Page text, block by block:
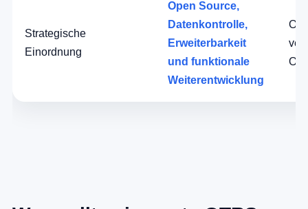
Strategische
Einordnung
Open Source,
Datenkontrolle,
Erweiterbarkeit
und funktionale
Weiterentwicklung